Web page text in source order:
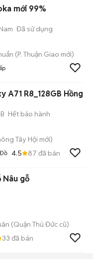
mới 99%
Đã sử dụng
(P. Thuận Giao mới)
A71 R8_128GB Hồng
Hết bảo hành
Tây Hội mới)
4.5 87 đã bán
Nâu gỗ
(Quận Thủ Đức cũ)
33 đã bán